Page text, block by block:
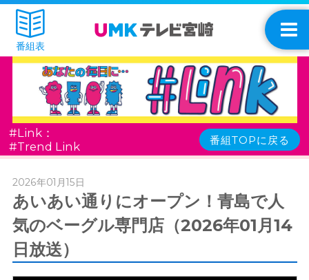
番組表
#Link：
#Trend Link
番組TOPに戻る
2026年01月15日
あいあい通りにオープン！青島で人
気のベーグル専門店（2026年01月14
日放送）